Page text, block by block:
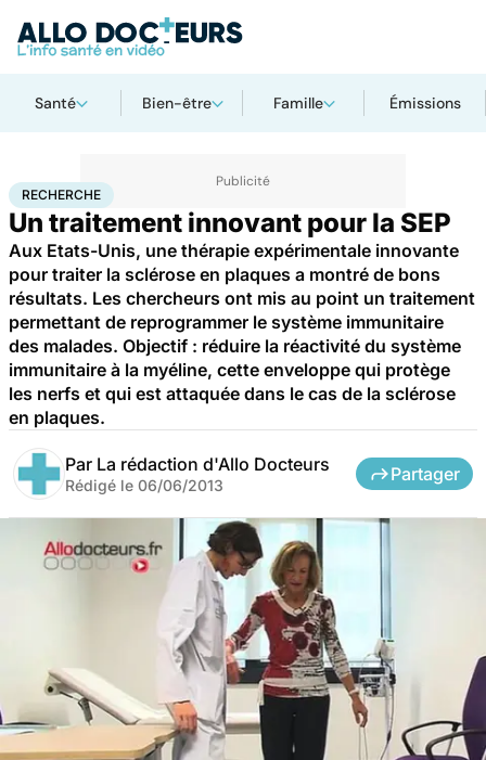
Santé Bien-être Famille Émissions
AccueilSantéMaladies Recherche
RECHERCHE
Un traitement innovant pour la SEP
Aux Etats-Unis, une thérapie expérimentale innovante
pour traiter la sclérose en plaques a montré de bons
résultats. Les chercheurs ont mis au point un traitement
permettant de reprogrammer le système immunitaire
des malades. Objectif : réduire la réactivité du système
immunitaire à la myéline, cette enveloppe qui protège
les nerfs et qui est attaquée dans le cas de la sclérose
en plaques.
Par La rédaction d'Allo Docteurs
Rédigé le 06/06/2013
Partager